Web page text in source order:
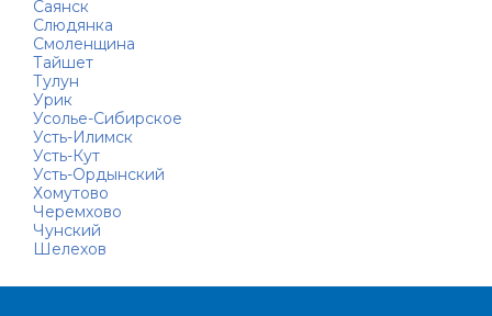
Саянск
Слюдянка
Смоленщина
Тайшет
Тулун
Урик
Усолье-Сибирское
Усть-Илимск
Усть-Кут
Усть-Ордынский
Хомутово
Черемхово
Чунский
Шелехов